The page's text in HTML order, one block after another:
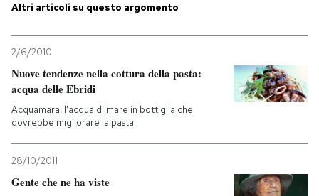
CALENDARIO
AREA PERSONALE
Entra
Altri articoli su questo argomento
2/6/2010
Nuove tendenze nella cottura della pasta:
acqua delle Ebridi
Acquamara, l'acqua di mare in bottiglia che
dovrebbe migliorare la pasta
28/10/2011
Gente che ne ha viste